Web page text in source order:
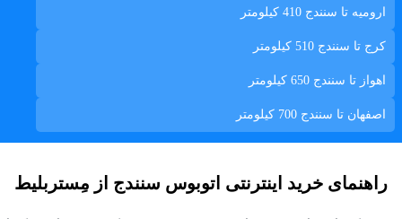
اروميه تا سنندج 410 کیلومتر
کرج تا سنندج 510 کیلومتر
اهواز تا سنندج 650 کیلومتر
اصفهان تا سنندج 700 کیلومتر
راهنمای خرید اینترنتی اتوبوس سنندج از مِستربلیط